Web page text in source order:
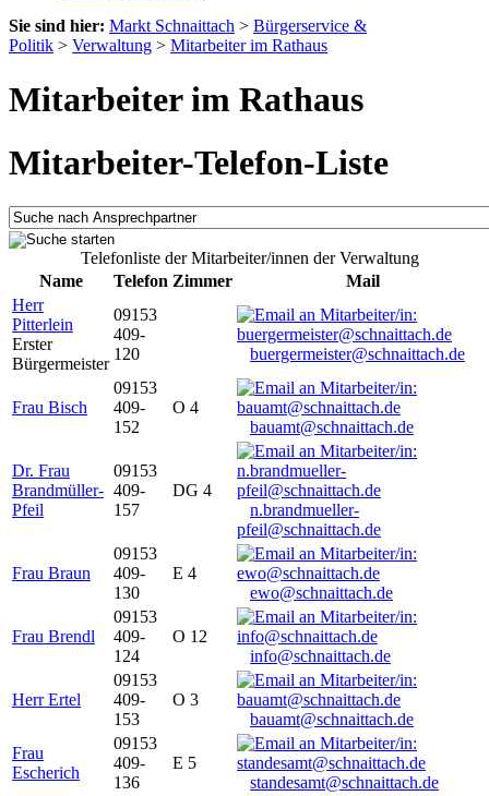
Sie sind hier: Markt Schnaittach > Bürgerservice &
Politik > Verwaltung > Mitarbeiter im Rathaus
Mitarbeiter im Rathaus
Mitarbeiter-Telefon-Liste
Telefonliste der Mitarbeiter/innen der Verwaltung
Name
Telefon Zimmer
Mail
Herr
Pitterlein
Erster
Bürgermeister
09153
409-
120
buergermeister@schnaittach.de
Frau Bisch
09153
409-
152
O 4
bauamt@schnaittach.de
Dr. Frau
Brandmüller-
Pfeil
09153
409-
157
DG 4
n.brandmueller-
pfeil@schnaittach.de
Frau Braun
09153
409-
130
E 4
ewo@schnaittach.de
Frau Brendl
09153
409-
124
O 12
info@schnaittach.de
Herr Ertel
09153
409-
153
O 3
bauamt@schnaittach.de
Frau
Escherich
09153
409-
136
E 5
standesamt@schnaittach.de